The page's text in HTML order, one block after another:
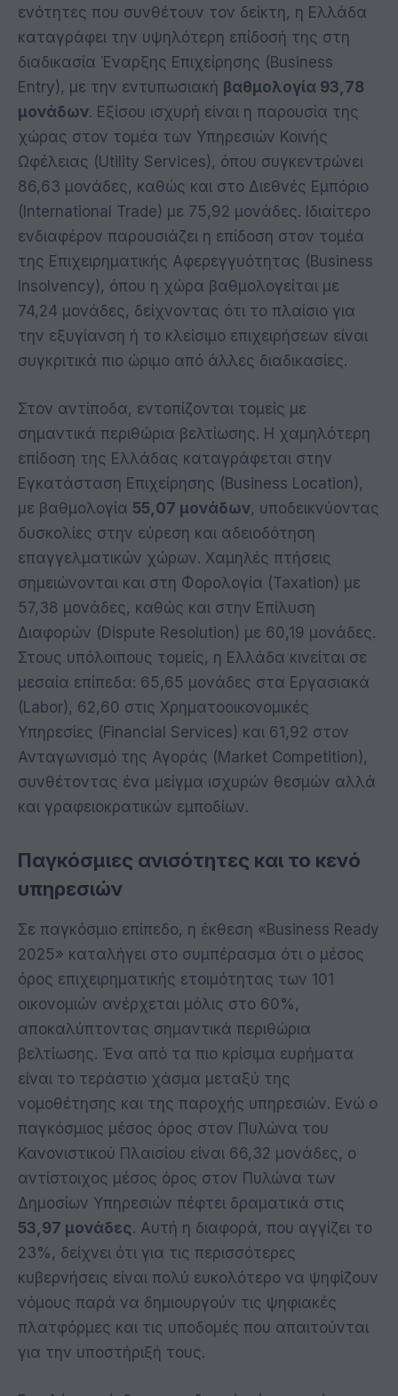
ενότητες που συνθέτουν τον δείκτη, η Ελλάδα
καταγράφει την υψηλότερη επίδοσή της στη
διαδικασία Έναρξης Επιχείρησης (Business
Entry), με την εντυπωσιακή βαθμολογία 93,78
μονάδων. Εξίσου ισχυρή είναι η παρουσία της
χώρας στον τομέα των Υπηρεσιών Κοινής
Ωφέλειας (Utility Services), όπου συγκεντρώνει
86,63 μονάδες, καθώς και στο Διεθνές Εμπόριο
(International Trade) με 75,92 μονάδες. Ιδιαίτερο
ενδιαφέρον παρουσιάζει η επίδοση στον τομέα
της Επιχειρηματικής Αφερεγγυότητας (Business
Insolvency), όπου η χώρα βαθμολογείται με
74,24 μονάδες, δείχνοντας ότι το πλαίσιο για
την εξυγίανση ή το κλείσιμο επιχειρήσεων είναι
συγκριτικά πιο ώριμο από άλλες διαδικασίες.
Στον αντίποδα, εντοπίζονται τομείς με
σημαντικά περιθώρια βελτίωσης. Η χαμηλότερη
επίδοση της Ελλάδας καταγράφεται στην
Εγκατάσταση Επιχείρησης (Business Location),
με βαθμολογία 55,07 μονάδων, υποδεικνύοντας
δυσκολίες στην εύρεση και αδειοδότηση
επαγγελματικών χώρων. Χαμηλές πτήσεις
σημειώνονται και στη Φορολογία (Taxation) με
57,38 μονάδες, καθώς και στην Επίλυση
Διαφορών (Dispute Resolution) με 60,19 μονάδες.
Στους υπόλοιπους τομείς, η Ελλάδα κινείται σε
μεσαία επίπεδα: 65,65 μονάδες στα Εργασιακά
(Labor), 62,60 στις Χρηματοοικονομικές
Υπηρεσίες (Financial Services) και 61,92 στον
Ανταγωνισμό της Αγοράς (Market Competition),
συνθέτοντας ένα μείγμα ισχυρών θεσμών αλλά
και γραφειοκρατικών εμποδίων.
Παγκόσμιες ανισότητες και το κενό
υπηρεσιών
Σε παγκόσμιο επίπεδο, η έκθεση «Business Ready
2025» καταλήγει στο συμπέρασμα ότι ο μέσος
όρος επιχειρηματικής ετοιμότητας των 101
οικονομιών ανέρχεται μόλις στο 60%,
αποκαλύπτοντας σημαντικά περιθώρια
βελτίωσης. Ένα από τα πιο κρίσιμα ευρήματα
είναι το τεράστιο χάσμα μεταξύ της
νομοθέτησης και της παροχής υπηρεσιών. Ενώ ο
παγκόσμιος μέσος όρος στον Πυλώνα του
Κανονιστικού Πλαισίου είναι 66,32 μονάδες, ο
αντίστοιχος μέσος όρος στον Πυλώνα των
Δημοσίων Υπηρεσιών πέφτει δραματικά στις
53,97 μονάδες. Αυτή η διαφορά, που αγγίζει το
23%, δείχνει ότι για τις περισσότερες
κυβερνήσεις είναι πολύ ευκολότερο να ψηφίζουν
νόμους παρά να δημιουργούν τις ψηφιακές
πλατφόρμες και τις υποδομές που απαιτούνται
για την υποστήριξή τους.